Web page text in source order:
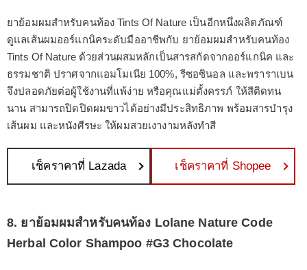
ยาย้อมผมสำหรับคนท้อง Tints Of Nature เป็นอีกหนึ่งผลิตภัณฑ์
ดูแลเส้นผมออร์แกนิคระดับมืออาชีพกับ ยาย้อมผมสำหรับคนท้อง
Tints Of Nature ด้วยส่วนผสมหลักเป็นสารสกัดจากออร์แกนิค และ
ธรรมชาติ ปราศจากแอมโมเนีย 100%, รีซอซินอล และพราราเบน
จึงปลอดภัยต่อผู้ใช้งานที่แพ้ง่าย หรือคุณแม่ตั้งครรภ์ ให้สีติดทน
นาน สามารถปิดปิดผมขาวได้อย่างมีประสิทธิภาพ พร้อมสารบำรุง
เส้นผม และหนังศีรษะ ให้ผมสวยเงางามหลังทำสี
เช็คราคาที่ Lazada เช็คราคาที่ Shopee
8. ยาย้อมผมสำหรับคนท้อง Lolane Nature Code
Herbal Color Shampoo #G3 Chocolate